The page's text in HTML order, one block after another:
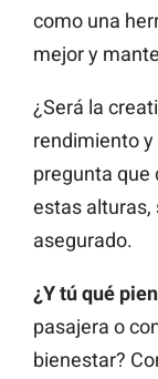
como una
mejor y
¿Será la
rendimiento y
pregunta que
estas alturas,
asegurado.
¿Y tú qué
pasajera o
bienestar?